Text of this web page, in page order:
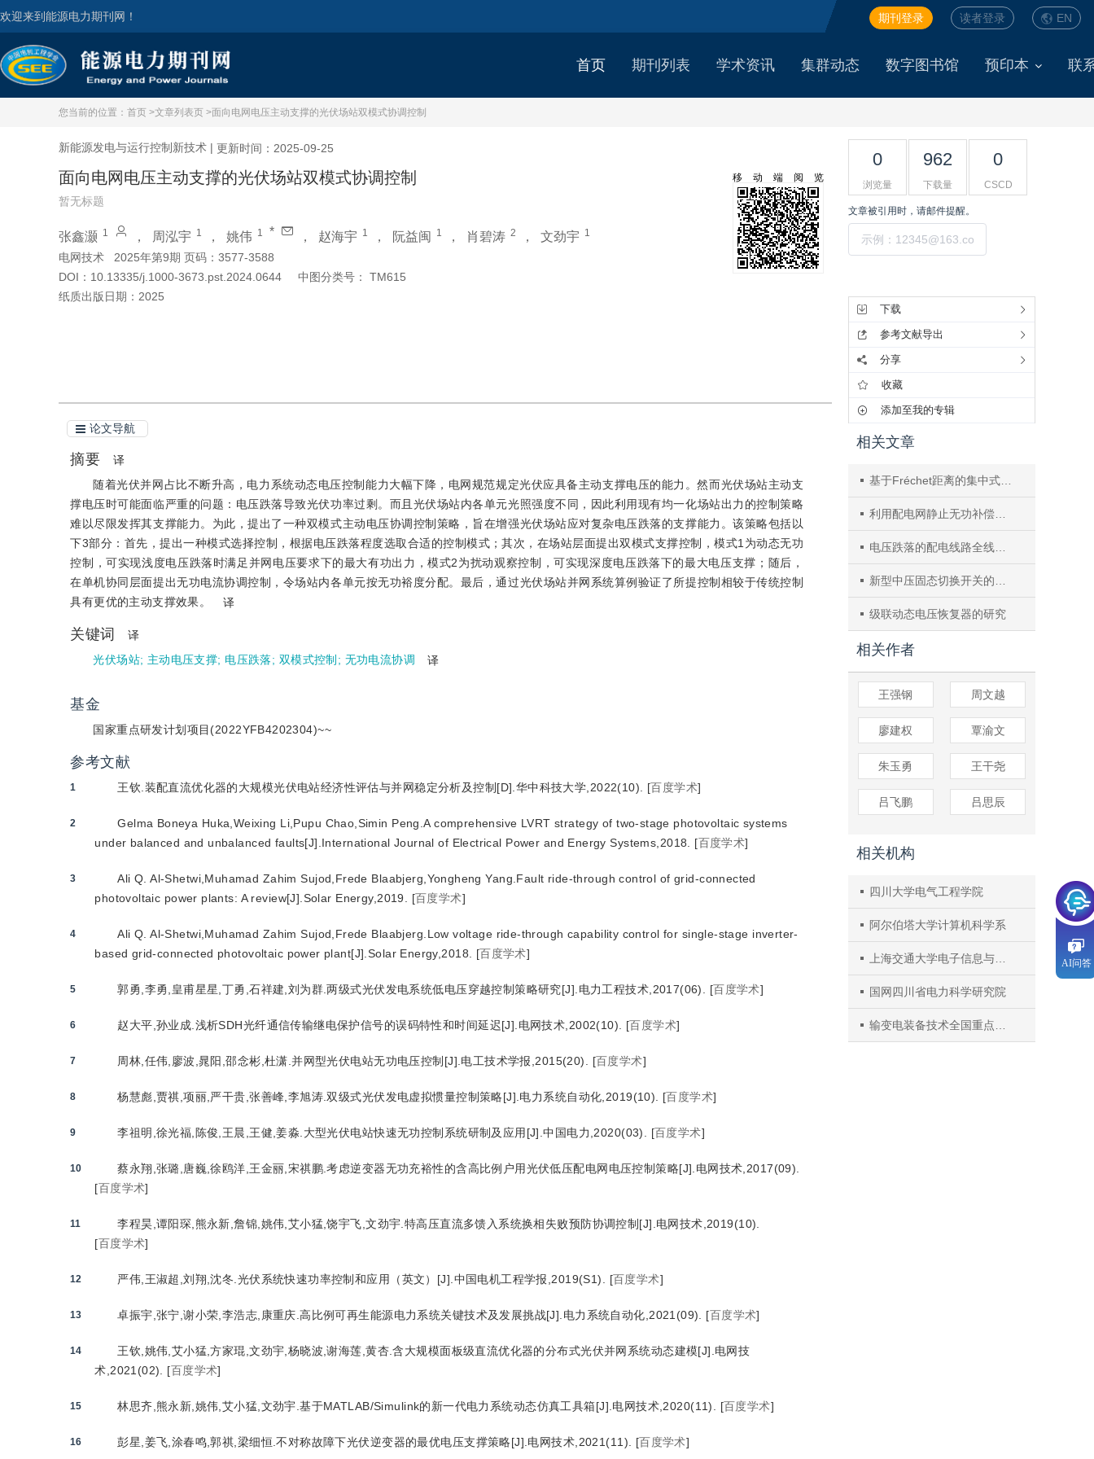
欢迎来到能源电力期刊网！ EN
读者登录
期刊登录
首页 期刊列表 学术资讯 集群动态 数字图书馆 预印本 联
您当前的位置： 首页 >文章列表页 >面向电网电压主动支撑的光伏场站双模式协调控制
新能源发电与运行控制新技术 | 更新时间：2025-09-25
面向电网电压主动支撑的光伏场站双模式协调控制
暂无标题
张鑫灏 1 ， 周泓宇 1 ， 姚伟 1 * ， 赵海宇 1 ， 阮益闽 1 ， 肖碧涛 2 ， 文劲宇 1
电网技术
2025年第9期 页码：3577-3588
DOI： 10.13335/j.1000-3673.pst.2024.0644 中图分类号：
TM615
纸质出版日期： 2025
移动端阅览
论文导航
摘要
译
随着光伏并网占比不断升高，电力系统动态电压控制能力大幅下降，电网规范规定光伏应具备主动支撑电压的能力。然而光伏场站主动支
撑电压时可能面临严重的问题：电压跌落导致光伏功率过剩。而且光伏场站内各单元光照强度不同，因此利用现有均一化场站出力的控制策略
难以尽限发挥其支撑能力。为此，提出了一种双模式主动电压协调控制策略，旨在增强光伏场站应对复杂电压跌落的支撑能力。该策略包括以
下3部分：首先，提出一种模式选择控制，根据电压跌落程度选取合适的控制模式；其次，在场站层面提出双模式支撑控制，模式1为动态无功
控制，可实现浅度电压跌落时满足并网电压要求下的最大有功出力，模式2为扰动观察控制，可实现深度电压跌落下的最大电压支撑；随后，
在单机协同层面提出无功电流协调控制，令场站内各单元按无功裕度分配。最后，通过光伏场站并网系统算例验证了所提控制相较于传统控制
具有更优的主动支撑效果。
译
关键词
译
光伏场站; 主动电压支撑; 电压跌落; 双模式控制 ; 无功电流协调 译
基金
国家重点研发计划项目(2022YFB4202304)~~
参考文献
1 王钦.装配直流优化器的大规模光伏电站经济性评估与并网稳定分析及控制[D].华中科技大学,2022(10). [百度学术]
2
Gelma Boneya Huka,Weixing Li,Pupu Chao,Simin Peng.A comprehensive LVRT strategy of two-stage photovoltaic systems
under balanced and unbalanced faults[J].International Journal of Electrical Power and Energy Systems,2018.
[百度学术]
3
Ali Q. Al-Shetwi,Muhamad Zahim Sujod,Frede Blaabjerg,Yongheng Yang.Fault ride-through control of grid-connected
photovoltaic power plants: A review[J].Solar Energy,2019.
[百度学术]
4
Ali Q. Al-Shetwi,Muhamad Zahim Sujod,Frede Blaabjerg.Low voltage ride-through capability control for single-stage inverter-
based grid-connected photovoltaic power plant[J].Solar Energy,2018.
[百度学术]
5 郭勇,李勇,皇甫星星,丁勇,石祥建,刘为群.两级式光伏发电系统低电压穿越控制策略研究[J].电力工程技术,2017(06). [百度学术]
6 赵大平,孙业成.浅析SDH光纤通信传输继电保护信号的误码特性和时间延迟[J].电网技术,2002(10). [百度学术]
7 周林,任伟,廖波,晁阳,邵念彬,杜潇.并网型光伏电站无功电压控制[J].电工技术学报,2015(20). [百度学术]
8 杨慧彪,贾祺,项丽,严干贵,张善峰,李旭涛.双级式光伏发电虚拟惯量控制策略[J].电力系统自动化,2019(10). [百度学术]
9 李祖明,徐光福,陈俊,王晨,王健,姜淼.大型光伏电站快速无功控制系统研制及应用[J].中国电力,2020(03). [百度学术]
10
蔡永翔,张璐,唐巍,徐鸥洋,王金丽,宋祺鹏.考虑逆变器无功充裕性的含高比例户用光伏低压配电网电压控制策略[J].电网技术,2017(09).
[百度学术]
11
李程昊,谭阳琛,熊永新,詹锦,姚伟,艾小猛,饶宇飞,文劲宇.特高压直流多馈入系统换相失败预防协调控制[J].电网技术,2019(10).
[百度学术]
12 严伟,王淑超,刘翔,沈冬.光伏系统快速功率控制和应用（英文）[J].中国电机工程学报,2019(S1). [百度学术]
13 卓振宇,张宁,谢小荣,李浩志,康重庆.高比例可再生能源电力系统关键技术及发展挑战[J].电力系统自动化,2021(09). [百度学术]
14
王钦,姚伟,艾小猛,方家琨,文劲宇,杨晓波,谢海莲,黄杏.含大规模面板级直流优化器的分布式光伏并网系统动态建模[J].电网技
术,2021(02).
[百度学术]
15 林思齐,熊永新,姚伟,艾小猛,文劲宇.基于MATLAB/Simulink的新一代电力系统动态仿真工具箱[J].电网技术,2020(11). [百度学术]
16 彭星,姜飞,涂春鸣,郭祺,梁细恒.不对称故障下光伏逆变器的最优电压支撑策略[J].电网技术,2021(11). [百度学术]
0
浏览量
962
下载量
0
CSCD
文章被引用时，请邮件提醒。
下载
参考文献导出
分享
收藏
添加至我的专辑
相关文章
基于Fréchet距离的集中式光伏场站送出线路纵联保护方法
利用配电网静止无功补偿器改善配电网电能质量的方法
电压跌落的配电线路全线速切治理方案
新型中压固态切换开关的研究
级联动态电压恢复器的研究
相关作者
王强钢 周文越
廖建权 覃渝文
朱玉勇 王干尧
吕飞鹏 吕思辰
相关机构
四川大学电气工程学院
阿尔伯塔大学计算机科学系
上海交通大学电子信息与电气工程学院
国网四川省电力科学研究院
输变电装备技术全国重点实验室(重庆大学)
AI问答